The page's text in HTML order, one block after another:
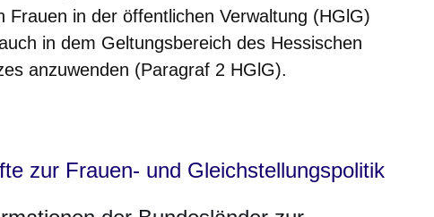
Frauen in der öffentlichen Verwaltung (HGlG)
in dem Geltungsbereich des Hessischen
anzuwenden (Paragraf 2 HGlG).
zur Frauen- und Gleichstellungspolitik